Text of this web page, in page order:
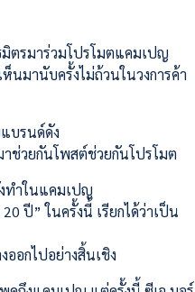
ตรมาร่วมโปรโมตแคมเปญ
นมานับครั้งไม่ถ้วนในวงการค้า
บรนด์ดัง
วยกันโพสต์ช่วยกันโปรโมต
งทำในแคมเปญ
ปี” ในครั้งนี้ เรียกได้ว่าเป็น
ออกไปอย่างสิ้นเชิง